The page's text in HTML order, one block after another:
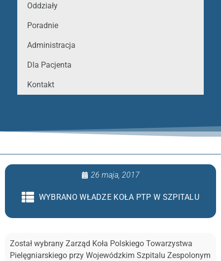
Oddziały
Poradnie
Administracja
Dla Pacjenta
Kontakt
26 maja, 2017
WYBRANO WŁADZE KOŁA PTP W SZPITALU
Został wybrany Zarząd Koła Polskiego Towarzystwa
Pielęgniarskiego przy Wojewódzkim Szpitalu Zespolonym